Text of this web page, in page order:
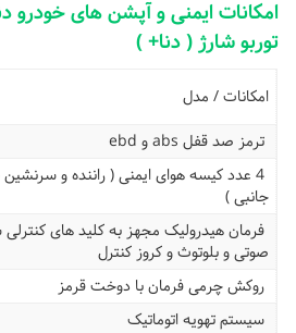
امکانات ایمنی و آپشن های خودرو
توربو شارژ ( دنا+ )
امکانات / مدل
ترمز صد قفل abs و ebd
4 عدد کیسه هوای ایمنی ( راننده و
جانبی )
فرمان هیدرولیک مجهز به کلید های
صوتی و بلوتوث و کروز کنترل
روکش چرمی فرمان با دوخت قرمز
سیستم تهویه اتوماتیک